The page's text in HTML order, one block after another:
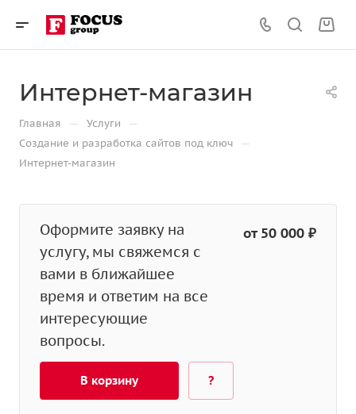
Интернет-магазин
Главная — Услуги —
Создание и разработка сайтов под ключ —
Интернет-магазин
Оформите заявку на
услугу, мы свяжемся с
вами в ближайшее
время и ответим на все
интересующие
вопросы.
от 50 000 ₽
В корзину ?